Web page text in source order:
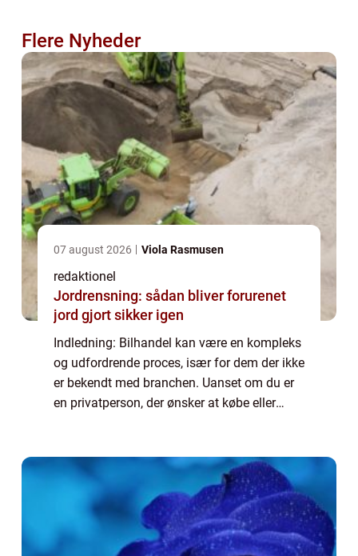
Flere Nyheder
07 august 2026 Viola Rasmusen
redaktionel
Jordrensning: sådan bliver forurenet
jord gjort sikker igen
Indledning: Bilhandel kan være en kompleks
og udfordrende proces, især for dem der ikke
er bekendt med branchen. Uanset om du er
en privatperson, der ønsker at købe eller